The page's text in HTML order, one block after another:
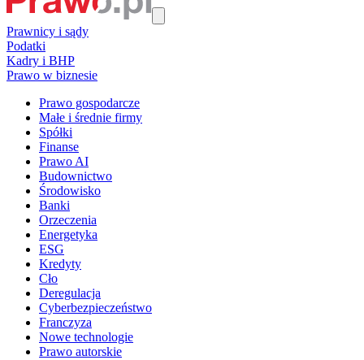
Prawnicy i sądy
Podatki
Kadry i BHP
Prawo w biznesie
Prawo gospodarcze
Małe i średnie firmy
Spółki
Finanse
Prawo AI
Budownictwo
Środowisko
Banki
Orzeczenia
Energetyka
ESG
Kredyty
Cło
Deregulacja
Cyberbezpieczeństwo
Franczyza
Nowe technologie
Prawo autorskie